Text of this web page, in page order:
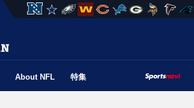
About NFL 特集